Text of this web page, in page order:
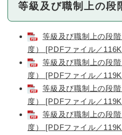
等級及び職制上の段
等級及び職制上の段
度） [PDFファイル／
等級及び職制上の段
度） [PDFファイル／
等級及び職制上の段
度） [PDFファイル／
等級及び職制上の段
度） [PDFファイル／